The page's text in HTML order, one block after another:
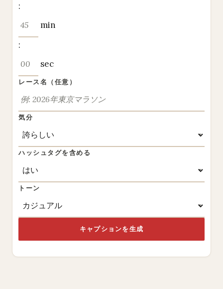
:
min
:
sec
レース名（任意）
気分
ハッシュタグを含める
トーン
キャプションを生成